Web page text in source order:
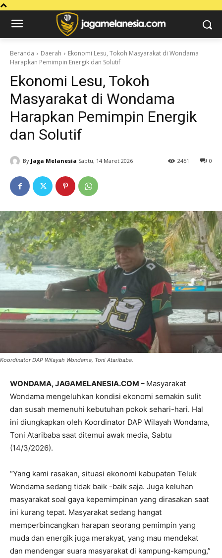
Beranda Daerah
Ekonomi Lesu, Tokoh Masyarakat di Wondama
Harapkan Pemimpin Energik dan Solutif
Ekonomi Lesu, Tokoh
Masyarakat di Wondama
Harapkan Pemimpin Energik
dan Solutif
By Jaga Melanesia Sabtu, 14 Maret 2026 0
2451
Koordinator DAP Wilayah Wondama, Toni Ataribaba.
WONDAMA, JAGAMELANESIA.COM – Masyarakat
Wondama mengeluhkan kondisi ekonomi semakin sulit
dan susah memenuhi kebutuhan pokok sehari-hari. Hal
ini diungkapkan oleh Koordinator DAP Wilayah Wondama,
Toni Ataribaba saat ditemui awak media, Sabtu
(14/3/2026).
“Yang kami rasakan, situasi ekonomi kabupaten Teluk
Wondama sedang tidak baik -baik saja. Juga keluhan
masyarakat soal gaya kepemimpinan yang dirasakan saat
ini kurang tepat. Masyarakat sedang hangat
memperbincangkan harapan seorang pemimpin yang
muda dan energik juga merakyat, yang mau mendekat
dan mendengar suara masyarakat di kampung-kampung,”